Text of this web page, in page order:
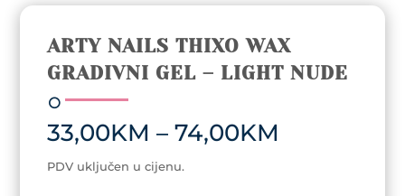
ARTY NAILS THIXO WAX
GRADIVNI GEL – LIGHT NUDE
33,00KM – 74,00KM
PDV uključen u cijenu.